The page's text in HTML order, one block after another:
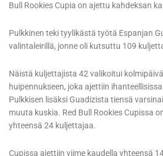
Bull Rookies Cupia on ajettu kahdeksan
Pulkkinen teki tyylikästä työtä Espanjan
valintaleirillä, jonne oli kutsuttu 109
Näistä kuljettajista 42 valikoitui
huipennukseen, joka ajettiin
Pulkkisen lisäksi Guadizista tiensä
muuta kuskia. Red Bull Rookies Cupissa
yhteensä 24 kuljettajaa.
Cupissa ajettiin viime kaudella yhteensä